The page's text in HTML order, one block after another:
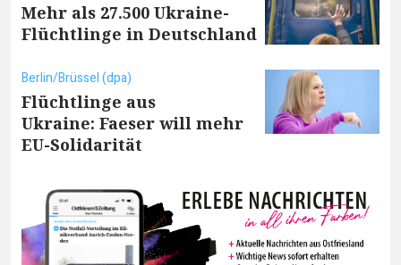
Mehr als 27.500 Ukraine-
Flüchtlinge in Deutschland
Berlin/Brüssel (dpa)
Flüchtlinge aus
Ukraine: Faeser will mehr
EU-Solidarität